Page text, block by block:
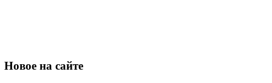
Новое на сайте